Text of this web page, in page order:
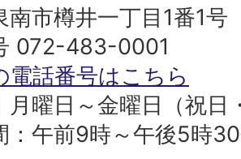
南市樽井一丁目1番1号
072-483-0001
電話番号はこちら
月曜日～金曜日（祝日
：午前9時～午後5時